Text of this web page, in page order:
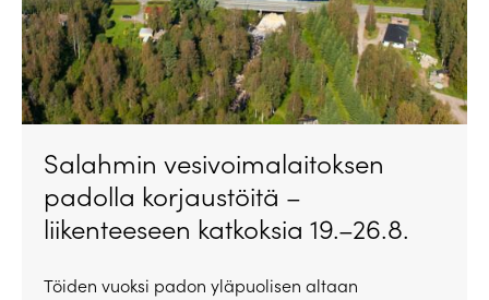
Salahmin vesivoimalaitoksen
padolla korjaustöitä –
liikenteeseen katkoksia 19.–26.8.
Töiden vuoksi padon yläpuolisen altaan